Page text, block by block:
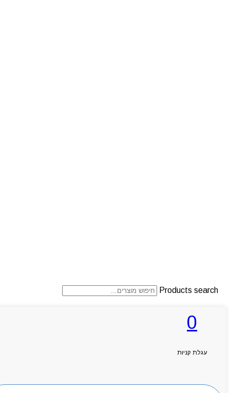
0
עגלת קניות
חיפוש מוצרים
Products search
קטלוג מוצרים
מותגים